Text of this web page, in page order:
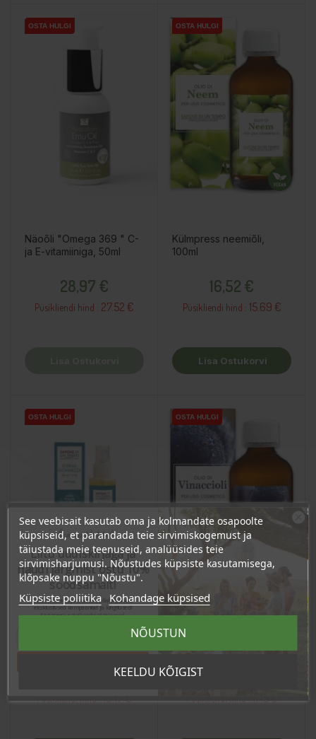
OSTA HULGI
OSTA HULGI
OSTA HULGI
Näoõli "Omega 369 " C-
ja E-vitamiiniga, 50ml
28,97 €
Püsikliendi hind : 27.52 €
OSTA HULGI
OSTA HULGI
Külmpress neemiõli,
100ml
16,52 €
Püsikliendi hind : 15.69 €
Lisa Ostukorvi
OSTA HULGI
OSTA HULGI
OSTA HULGI
Näo- ja kehaõli, anti-age,
Püsikliendi hind :19.17 €
OSTA HULGI
OSTA HULGI
Külmpress
Püsikliendi hind :11.15 €
See veebisait kasutab oma ja kolmandate osapoolte
küpsiseid, et parandada teie sirvimiskogemust ja
täiustada meie teenuseid, analüüsides teie
sirvimisharjumusi. Nõustudes küpsiste kasutamisega,
klõpsake nuppu "Nõustu".
Küpsiste poliitika Kohandage küpsised
KEELDU KÕIGIST
NÕUSTUN
Ära veel lahku!
Liitu uudiskirjaga ja
naudi järgmist ostu 10%
soodsamalt!
Sind ootavad spetsiaalsed allahindlused,
eksklusiivsed kampaaniad ja kingitused!
Registreeru e-maili aadressiga ja saad